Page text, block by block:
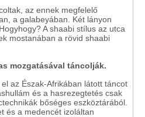
az ennek megfelelő
a galabeyában. Két lányon
A shaabi stílus az utca
mostanában a rövid shaabi
mozgatásával táncolják.
az Észak-Afrikában látott táncot
és a hasrezegtetés csak
bőséges eszköztárából.
és a medencét izoláltan